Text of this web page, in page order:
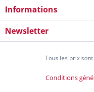
Informations
Newsletter
Tous les prix
Conditions